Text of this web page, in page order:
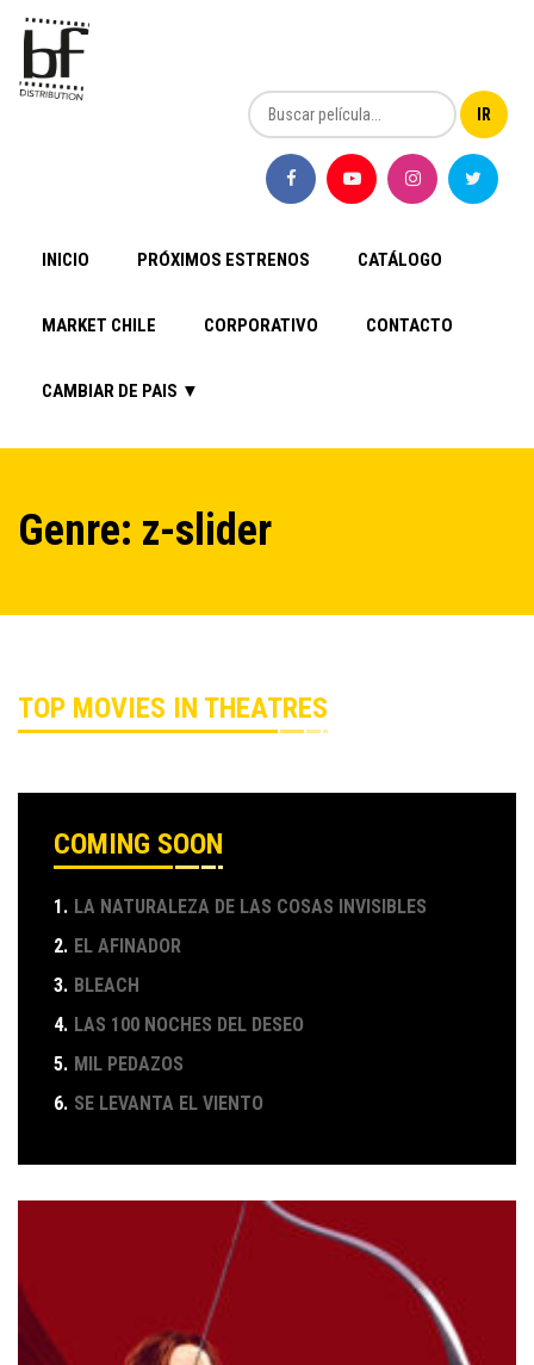
INICIO PRÓXIMOS ESTRENOS CATÁLOGO
MARKET CHILE CORPORATIVO CONTACTO
CAMBIAR DE PAIS ▼
Genre: z-slider
TOP MOVIES IN THEATRES
COMING SOON
1. LA NATURALEZA DE LAS COSAS INVISIBLES
2. EL AFINADOR
3. BLEACH
4. LAS 100 NOCHES DEL DESEO
5. MIL PEDAZOS
6. SE LEVANTA EL VIENTO